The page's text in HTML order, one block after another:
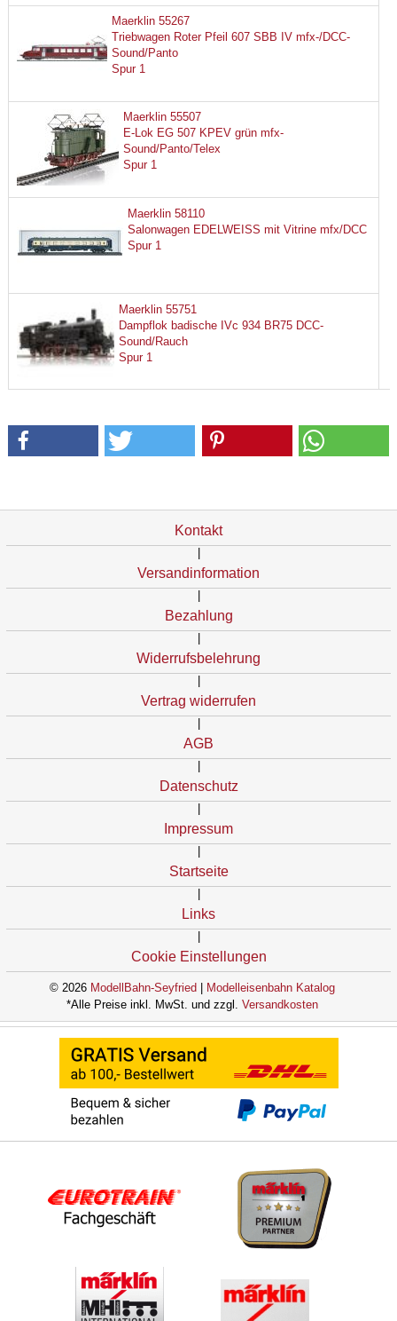
Maerklin 55267
Triebwagen Roter Pfeil 607 SBB IV mfx-/DCC-
Sound/Panto
Spur 1
Maerklin 55507
E-Lok EG 507 KPEV grün mfx-
Sound/Panto/Telex
Spur 1
Maerklin 58110
Salonwagen EDELWEISS mit Vitrine mfx/DCC
Spur 1
Maerklin 55751
Dampflok badische IVc 934 BR75 DCC-
Sound/Rauch
Spur 1
Kontakt
Versandinformation
Bezahlung
Widerrufsbelehrung
Vertrag widerrufen
AGB
Datenschutz
Impressum
Startseite
Links
Cookie Einstellungen
© 2026 ModellBahn-Seyfried
Modelleisenbahn Katalog
*Alle Preise inkl. MwSt. und zzgl. Versandkosten